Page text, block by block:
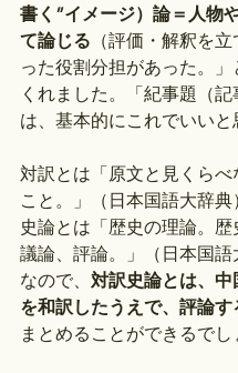
書く”イメージ）論＝人物
て論じる （評価・解釈を
った役割分担があった。」
くれました。「紀事題（記
は、基本的にこれでいいと
対訳とは「原文と見くらべ
こと。」（日本国語大辞典
史論とは「歴史の理論。歴
議論、評論。」（日本国語
なので、 対訳史論とは、中
を和訳したうえで、評論す
まとめることができるでし